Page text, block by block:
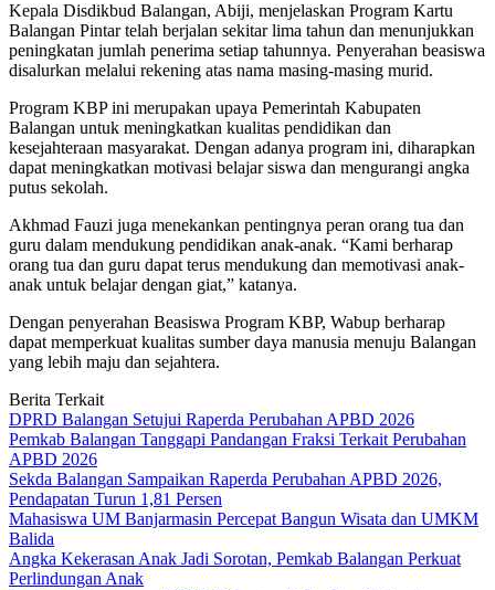
Kepala Disdikbud Balangan, Abiji, menjelaskan Program Kartu
Balangan Pintar telah berjalan sekitar lima tahun dan menunjukkan
peningkatan jumlah penerima setiap tahunnya. Penyerahan beasiswa
disalurkan melalui rekening atas nama masing-masing murid.
Program KBP ini merupakan upaya Pemerintah Kabupaten
Balangan untuk meningkatkan kualitas pendidikan dan
kesejahteraan masyarakat. Dengan adanya program ini, diharapkan
dapat meningkatkan motivasi belajar siswa dan mengurangi angka
putus sekolah.
Akhmad Fauzi juga menekankan pentingnya peran orang tua dan
guru dalam mendukung pendidikan anak-anak. “Kami berharap
orang tua dan guru dapat terus mendukung dan memotivasi anak-
anak untuk belajar dengan giat,” katanya.
Dengan penyerahan Beasiswa Program KBP, Wabup berharap
dapat memperkuat kualitas sumber daya manusia menuju Balangan
yang lebih maju dan sejahtera.
Berita Terkait
DPRD Balangan Setujui Raperda Perubahan APBD 2026
Pemkab Balangan Tanggapi Pandangan Fraksi Terkait Perubahan
APBD 2026
Sekda Balangan Sampaikan Raperda Perubahan APBD 2026,
Pendapatan Turun 1,81 Persen
Mahasiswa UM Banjarmasin Percepat Bangun Wisata dan UMKM
Balida
Angka Kekerasan Anak Jadi Sorotan, Pemkab Balangan Perkuat
Perlindungan Anak